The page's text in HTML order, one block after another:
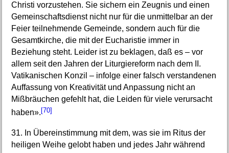
Christi vorzustehen. Sie sichern ein Zeugnis und einen
Gemeinschaftsdienst nicht nur für die unmittelbar an der
Feier teilnehmende Gemeinde, sondern auch für die
Gesamtkirche, die mit der Eucharistie immer in
Beziehung steht. Leider ist zu beklagen, daß es – vor
allem seit den Jahren der Liturgiereform nach dem II.
Vatikanischen Konzil – infolge einer falsch verstandenen
Auffassung von Kreativität und Anpassung nicht an
Mißbräuchen gefehlt hat, die Leiden für viele verursacht
haben».[70]
31. In Übereinstimmung mit dem, was sie im Ritus der
heiligen Weihe gelobt haben und jedes Jahr während